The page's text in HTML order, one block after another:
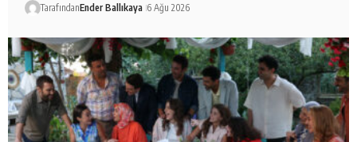
TarafındanEnder Ballıkaya 6 Ağu 2026